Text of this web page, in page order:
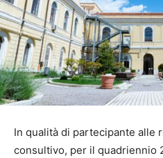
In qualità di partecipante alle
consultivo, per il quadriennio